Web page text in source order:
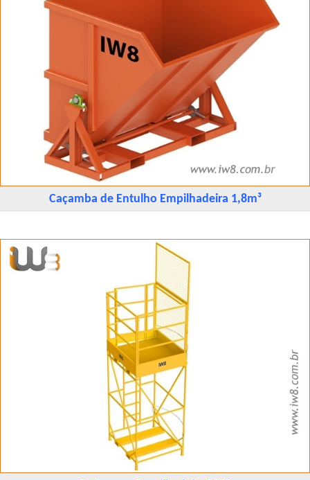
Caçamba de Entulho Empilhadeira 1,8m³